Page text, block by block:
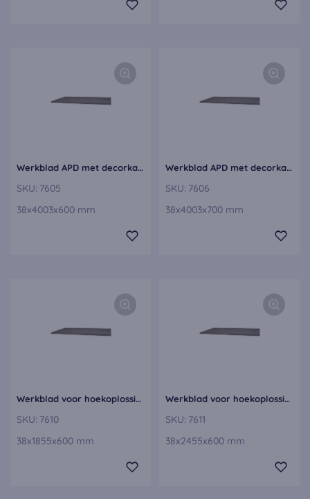
Werkblad APD met decorkant, 60 cm diep APD60-400-E
SKU: 7605
38x4003x600 mm
Werkblad APD met decorkant, 70 cm diep APD70-400-E
SKU: 7606
38x4003x700 mm
Werkblad voor hoekoplossingen, linkerdeel APDEW60-186-E
SKU: 7610
38x1855x600 mm
Werkblad voor hoekoplossingen, linkerdeel APDEW60-246-E
SKU: 7611
38x2455x600 mm